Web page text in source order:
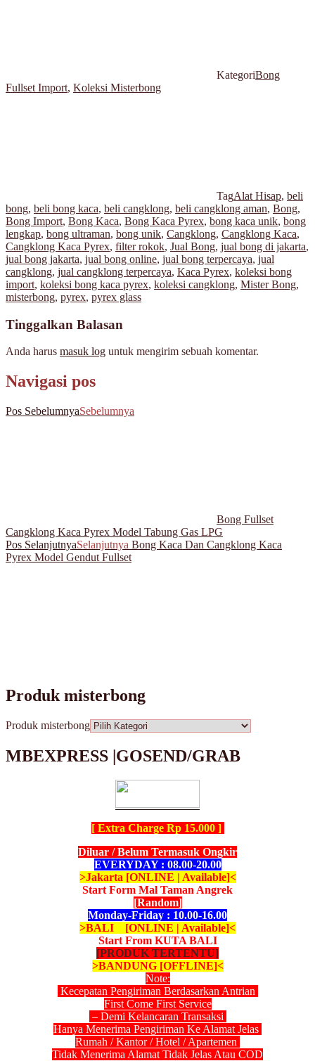
KategoriBong
Fullset Import, Koleksi Misterbong
TagAlat Hisap, beli
bong, beli bong kaca, beli cangklong, beli cangklong aman, Bong,
Bong Import, Bong Kaca, Bong Kaca Pyrex, bong kaca unik, bong
lengkap, bong ultraman, bong unik, Cangklong, Cangklong Kaca,
Cangklong Kaca Pyrex, filter rokok, Jual Bong, jual bong di jakarta,
jual bong jakarta, jual bong online, jual bong terpercaya, jual
cangklong, jual cangklong terpercaya, Kaca Pyrex, koleksi bong
import, koleksi bong kaca pyrex, koleksi cangklong, Mister Bong,
misterbong, pyrex, pyrex glass
Tinggalkan Balasan
Anda harus masuk log untuk mengirim sebuah komentar.
Navigasi pos
Pos SebelumnyaSebelumnya
Bong Fullset
Cangklong Kaca Pyrex Model Tabung Gas LPG
Pos SelanjutnyaSelanjutnya Bong Kaca Dan Cangklong Kaca
Pyrex Model Gendut Fullset
Produk misterbong
Produk misterbong
MBEXPRESS |GOSEND/GRAB
[ Extra Charge Rp 15.000 ]
Diluar / Belum Termasuk Ongkir
EVERYDAY : 08.00-20.00
>Jakarta [ONLINE | Available]<
Start Form Mal Taman Angrek
[Random]
Monday-Friday : 10.00-16.00
>BALI [ONLINE | Available]<
Start From KUTA BALI
[PRODUK TERTENTU]
>BANDUNG [OFFLINE]<
Note:
Kecepatan Pengiriman Berdasarkan Antrian
First Come First Service
– Demi Kelancaran Transaksi
Hanya Menerima Pengiriman Ke Alamat Jelas
Rumah / Kantor / Hotel / Apartemen
Tidak Menerima Alamat Tidak Jelas Atau COD